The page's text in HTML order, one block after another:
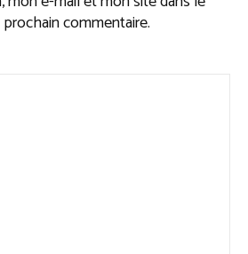
commentaire.